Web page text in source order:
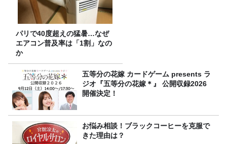
パリで40度超えの猛暑…なぜ
エアコン普及率は「1割」なの
か
五等分の花嫁 カードゲーム presents ラ
ジオ『五等分の花嫁＊』 公開収録2026
開催決定！
お悩み相談！ブラックコーヒーを克服で
きた理由は？